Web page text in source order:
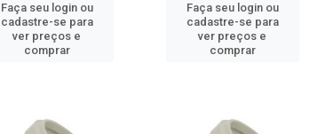
Faça seu login ou
cadastre-se para
ver preços e
comprar
Faça seu login ou
cadastre-se para
ver preços e
comprar